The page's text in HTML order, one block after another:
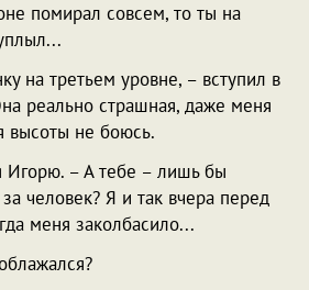
помирал совсем, то ты на
на третьем уровне, – вступил в
реально страшная, даже меня
высоты не боюсь.
Игорю. – А тебе – лишь бы
человек? Я и так вчера перед
меня заколбасило...